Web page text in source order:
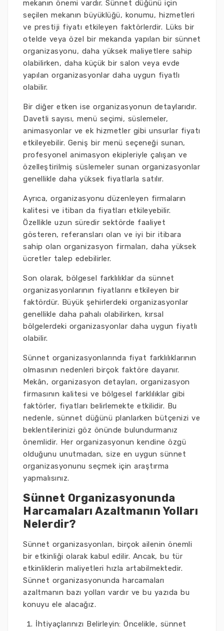
mekanın önemi vardır. Sünnet düğünü için
seçilen mekanın büyüklüğü, konumu, hizmetleri
ve prestiji fiyatı etkileyen faktörlerdir. Lüks bir
otelde veya özel bir mekanda yapılan bir sünnet
organizasyonu, daha yüksek maliyetlere sahip
olabilirken, daha küçük bir salon veya evde
yapılan organizasyonlar daha uygun fiyatlı
olabilir.
Bir diğer etken ise organizasyonun detaylarıdır.
Davetli sayısı, menü seçimi, süslemeler,
animasyonlar ve ek hizmetler gibi unsurlar fiyatı
etkileyebilir. Geniş bir menü seçeneği sunan,
profesyonel animasyon ekipleriyle çalışan ve
özelleştirilmiş süslemeler sunan organizasyonlar
genellikle daha yüksek fiyatlarla satılır.
Ayrıca, organizasyonu düzenleyen firmaların
kalitesi ve itibarı da fiyatları etkileyebilir.
Özellikle uzun süredir sektörde faaliyet
gösteren, referansları olan ve iyi bir itibara
sahip olan organizasyon firmaları, daha yüksek
ücretler talep edebilirler.
Son olarak, bölgesel farklılıklar da sünnet
organizasyonlarının fiyatlarını etkileyen bir
faktördür. Büyük şehirlerdeki organizasyonlar
genellikle daha pahalı olabilirken, kırsal
bölgelerdeki organizasyonlar daha uygun fiyatlı
olabilir.
Sünnet organizasyonlarında fiyat farklılıklarının
olmasının nedenleri birçok faktöre dayanır.
Mekân, organizasyon detayları, organizasyon
firmasının kalitesi ve bölgesel farklılıklar gibi
faktörler, fiyatları belirlemekte etkilidir. Bu
nedenle, sünnet düğünü planlarken bütçenizi ve
beklentilerinizi göz önünde bulundurmanız
önemlidir. Her organizasyonun kendine özgü
olduğunu unutmadan, size en uygun sünnet
organizasyonunu seçmek için araştırma
yapmalısınız.
Sünnet Organizasyonunda
Harcamaları Azaltmanın Yolları
Nelerdir?
Sünnet organizasyonları, birçok ailenin önemli
bir etkinliği olarak kabul edilir. Ancak, bu tür
etkinliklerin maliyetleri hızla artabilmektedir.
Sünnet organizasyonunda harcamaları
azaltmanın bazı yolları vardır ve bu yazıda bu
konuyu ele alacağız.
İhtiyaçlarınızı Belirleyin: Öncelikle, sünnet